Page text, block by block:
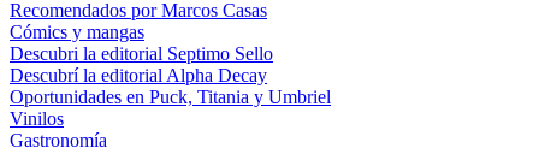
Recomendados por Marcos Casas
Cómics y mangas
Descubri la editorial Septimo Sello
Descubrí la editorial Alpha Decay
Oportunidades en Puck, Titania y Umbriel
Vinilos
Gastronomía